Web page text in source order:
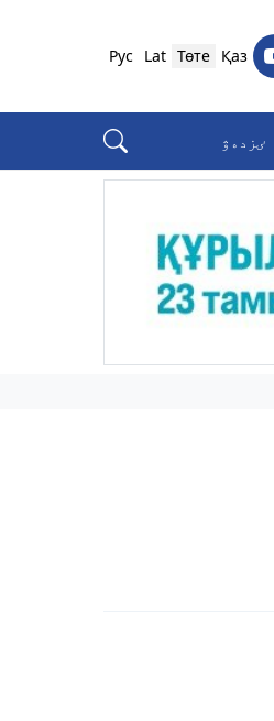
Қаз
Төте
Lat
Рус